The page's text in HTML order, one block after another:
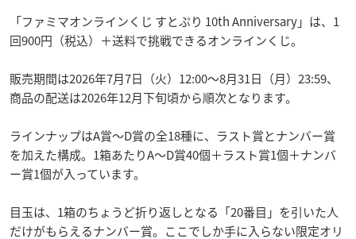
「ファミマオンラインくじ すとぷり 10th Anniversary」は、1
回900円（税込）＋送料で挑戦できるオンラインくじ。
販売期間は2026年7月7日（火）12:00〜8月31日（月）23:59、
商品の配送は2026年12月下旬頃から順次となります。
ラインナップはA賞〜D賞の全18種に、ラスト賞とナンバー賞
を加えた構成。1箱あたりA〜D賞40個＋ラスト賞1個＋ナンバ
ー賞1個が入っています。
目玉は、1箱のちょうど折り返しとなる「20番目」を引いた人
だけがもらえるナンバー賞。ここでしか手に入らない限定オリ